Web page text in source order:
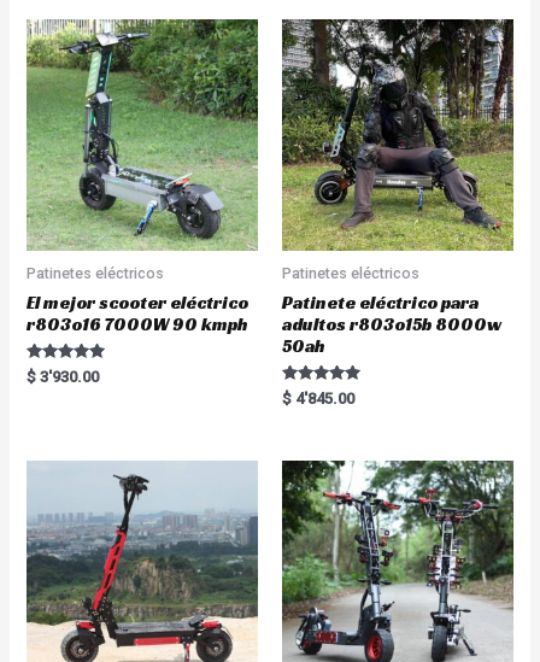
Patinetes eléctricos
El mejor scooter eléctrico
r803o16 7000W 90 kmph
Rated
5.00
$ 3'930.00
Patinetes eléctricos
Patinete eléctrico para
adultos r803o15b 8000w
50ah
Rated
5.00
$ 4'845.00